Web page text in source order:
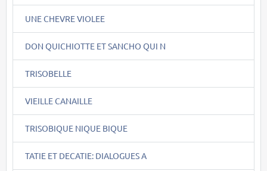
UNE CHEVRE VIOLEE
DON QUICHIOTTE ET SANCHO QUI N
TRISOBELLE
VIEILLE CANAILLE
TRISOBIQUE NIQUE BIQUE
TATIE ET DECATIE: DIALOGUES A